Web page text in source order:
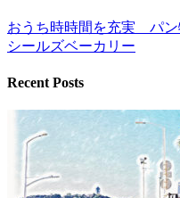
おうち時時間を充実 パン
シールズベーカリー
Recent Posts